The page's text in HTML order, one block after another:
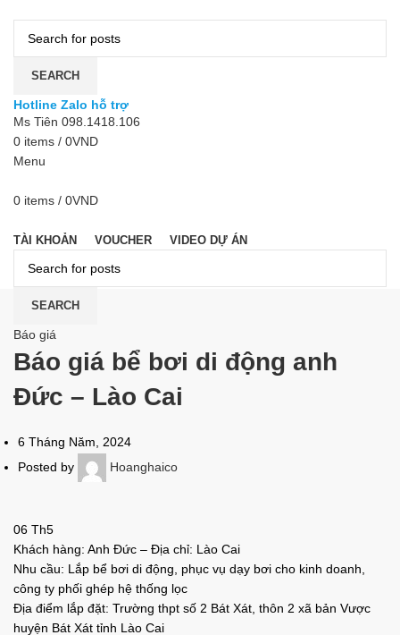
SEARCH
Hotline Zalo hỗ trợ
Ms Tiên 098.1418.106
0 items / 0VND
Menu
0 items / 0VND
TÀI KHOẢN VOUCHER VIDEO DỰ ÁN
SEARCH
Báo giá
Báo giá bể bơi di động anh
Đức – Lào Cai
6 Tháng Năm, 2024
Posted by
Hoanghaico
06 Th5
Khách hàng: Anh Đức – Địa chỉ: Lào Cai
Nhu cầu: Lắp bể bơi di động, phục vụ dạy bơi cho kinh doanh,
công ty phối ghép hệ thống lọc
Địa điểm lắp đặt: Trường thpt số 2 Bát Xát, thôn 2 xã bản Vược
huyện Bát Xát tỉnh Lào Cai